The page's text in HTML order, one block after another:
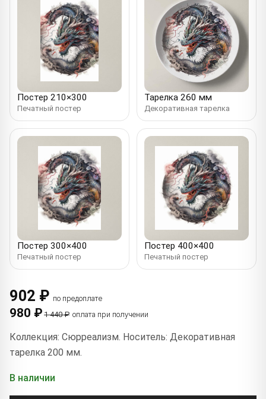
Постер 210×300
Печатный постер
Тарелка 260 мм
Декоративная тарелка
Постер 300×400
Печатный постер
Постер 400×400
Печатный постер
902 ₽ по предоплате
980 ₽ 1 440 ₽ оплата при получении
Коллекция: Сюрреализм. Носитель: Декоративная
тарелка 200 мм.
В наличии